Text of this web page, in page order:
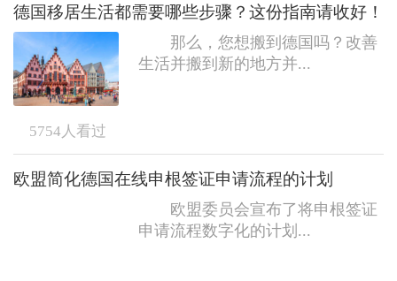
德国移居生活都需要哪些步骤？这份指南请收好！
那么，您想搬到德国吗？改善
生活并搬到新的地方并...
5754 人看过
欧盟简化德国在线申根签证申请流程的计划
欧盟委员会宣布了将申根签证
申请流程数字化的计划...